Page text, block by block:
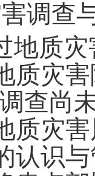
调查
地质
质灾
查尚
质灾
认识